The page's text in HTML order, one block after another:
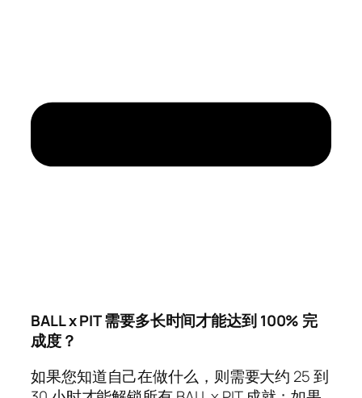
BALL x PIT 需要多长时间才能达到 100% 完
成度？
如果您知道自己在做什么，则需要大约 25 到